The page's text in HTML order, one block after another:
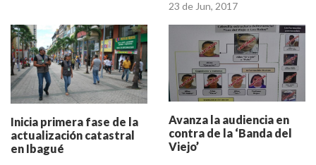
23 de Jun, 2017
Inicia primera fase de la
actualización catastral
en Ibagué
Avanza la audiencia en
contra de la ‘Banda del
Viejo’